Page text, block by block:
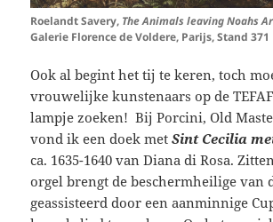
Roelandt Savery, The Animals leaving Noahs
Galerie Florence de Voldere, Parijs, Stand 371
Ook al begint het tij te keren, toch
vrouwelijke kunstenaars op de
lampje zoeken! Bij Porcini, Old
vond ik een doek metSint Cecilia
ca. 1635-1640 van Diana di Rosa.
orgel brengt de beschermheilige van
geassisteerd door een aanminnige